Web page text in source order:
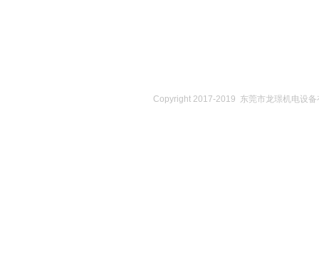
Copyright 2017-2019 东莞市龙璟机电设